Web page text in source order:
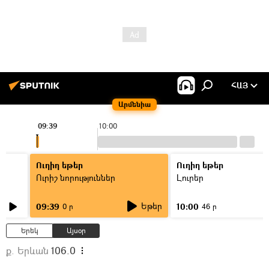
Արմենիա
ՀԱՅ
10:00
09:39
Ուղիղ եթեր
Ուրիշ նորություններ
09:39 0 ր Եթեր
Ուղիղ եթեր
Լուրեր
10:00 46 ր
Երեկ Այսօր
ք. Երևան 106.0